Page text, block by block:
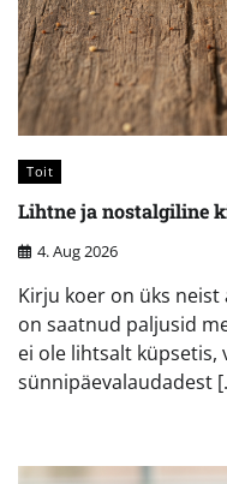
Toit
Lihtne ja nostalgiline
4. Aug 2026
Kirju koer on üks
on saatnud paljusid
ei ole lihtsalt küpsetis,
sünnipäevalaudadest